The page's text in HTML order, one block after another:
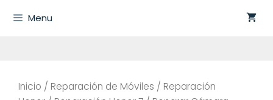
Menu
Inicio / Reparación de Móviles / Reparación